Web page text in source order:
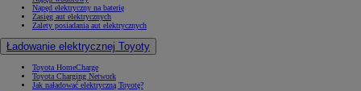
Napęd elektryczny na baterię
Zasięg aut elektrycznych
Zalety posiadania aut elektrycznych
Ładowanie elektrycznej Toyoty
Toyota HomeCharge
Toyota Charging Network
Jak naładować elektryczną Toyotę?